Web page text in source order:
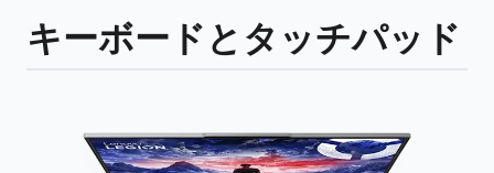
キーボードとタッチパッド